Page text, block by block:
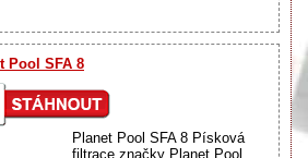
Pool SFA 8
Planet Pool SFA 8 Písková
filtrace značky Planet Pool